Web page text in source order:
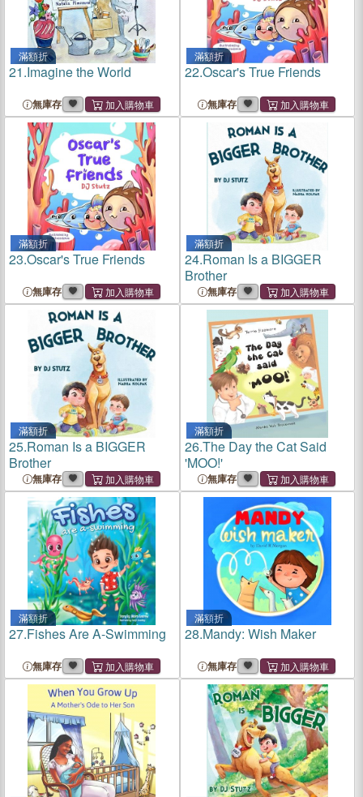
滿額折
21.Imagine the World
無庫存
滿額折
22.Oscar's True Friends
無庫存
滿額折
23.Oscar's True Friends
無庫存
滿額折
24.Roman Is a BIGGER
Brother
無庫存
滿額折
25.Roman Is a BIGGER
Brother
無庫存
滿額折
26.The Day the Cat Said
'MOO!'
無庫存
滿額折
27.Fishes Are A-Swimming
無庫存
滿額折
28.Mandy: Wish Maker
無庫存